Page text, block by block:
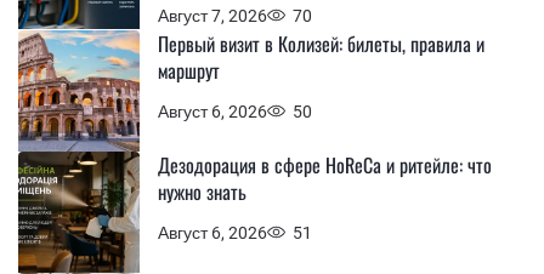
Август 7, 2026 70
Август 6, 2026 50
Первый визит в Колизей: билеты, правила и
маршрут
Август 6, 2026 51
Дезодорация в сфере HoReCa и ритейле: что
нужно знать